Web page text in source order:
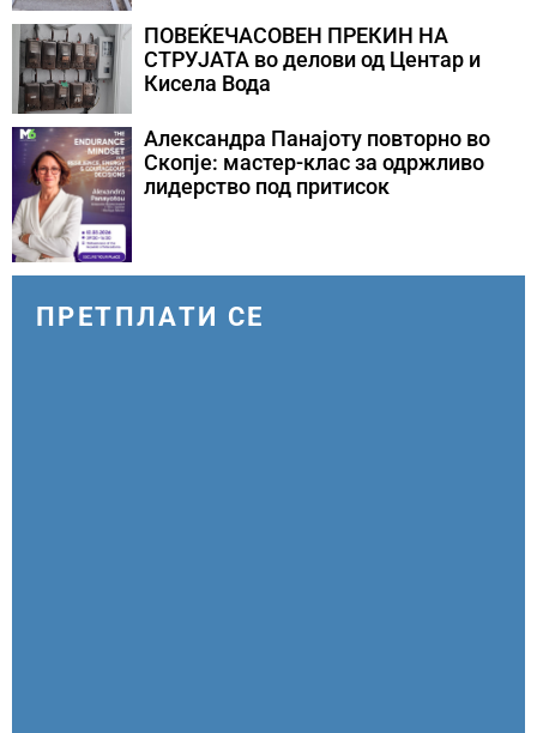
ПОВЕЌЕЧАСОВЕН ПРЕКИН НА
СТРУЈАТА во делови од Центар и
Кисела Вода
Александра Панајоту повторно во
Скопје: мастер-клас за одржливо
лидерство под притисок
ПРЕТПЛАТИ СЕ